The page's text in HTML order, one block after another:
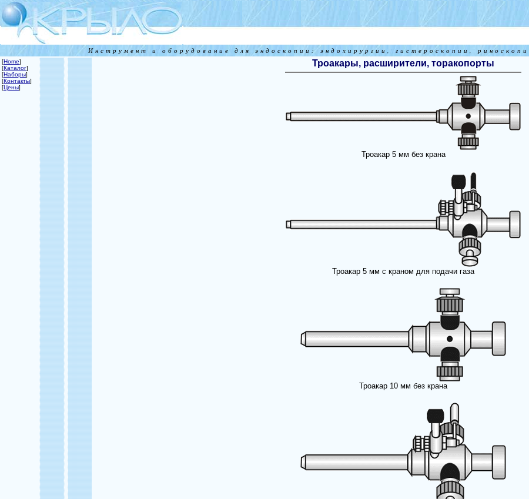
Инструмент и оборудование для эндоскопии: эндохирургии, гистероскопии,
[Home]
[Каталог]
[Наборы]
[Контакты]
[Цены]
Троакары, расширители, торакопорты
Троакар 5 мм без крана
Троакар 5 мм с краном для подачи газа
Троакар 10 мм без крана